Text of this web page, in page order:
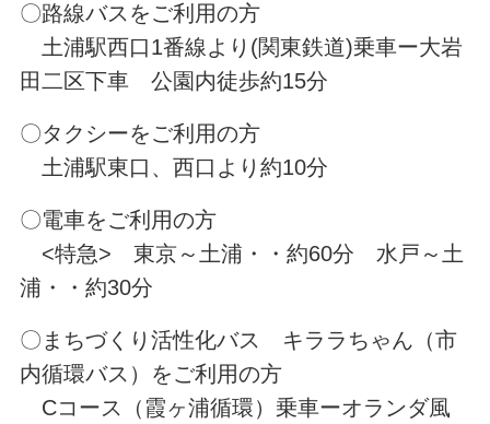
〇路線バスをご利用の方
土浦駅西口1番線より(関東鉄道)乗車ー大岩
田二区下車 公園内徒歩約15分
〇タクシーをご利用の方
土浦駅東口、西口より約10分
〇電車をご利用の方
<特急> 東京～土浦・・約60分 水戸～土
浦・・約30分
〇まちづくり活性化バス キララちゃん（市
内循環バス）をご利用の方
Cコース（霞ヶ浦循環）乗車ーオランダ風